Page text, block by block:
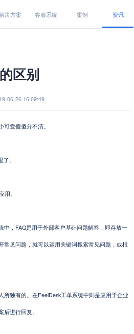
决方案 客服系统 案例 资讯
区别
06-26 16:09:49
爱傻傻分不清。
。
。
中， FAQ是用于外部客户基础问题解答，即存放一
见问题，就可以运用关键词搜索常见问题，或根
独有的。 在FeelDesk工单系统中则是应用于企业
进行回复。